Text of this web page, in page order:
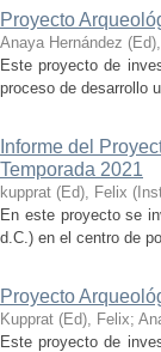
Proyecto
Anaya Hernández
Este proyecto de
proceso de desarrollo
Informe del
Temporada 2021
kupprat (Ed), Felix (
En este proyecto se
d.C.) en el centro de
Proyecto
Kupprat (Ed), Felix;
Este proyecto de